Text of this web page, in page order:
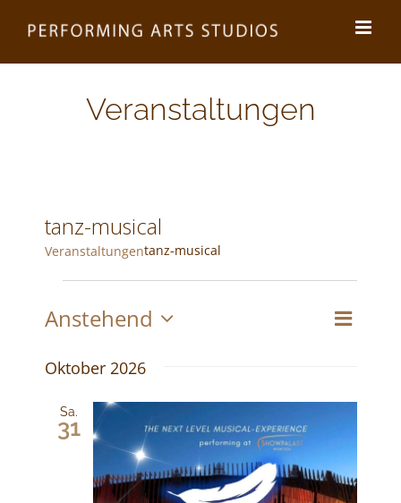
Inhalt
springen
Veranstaltungen
tanz-musical
Veranstaltungentanz-musical
Liste
Anstehend
wählen.
Oktober 2026
Sa.
31